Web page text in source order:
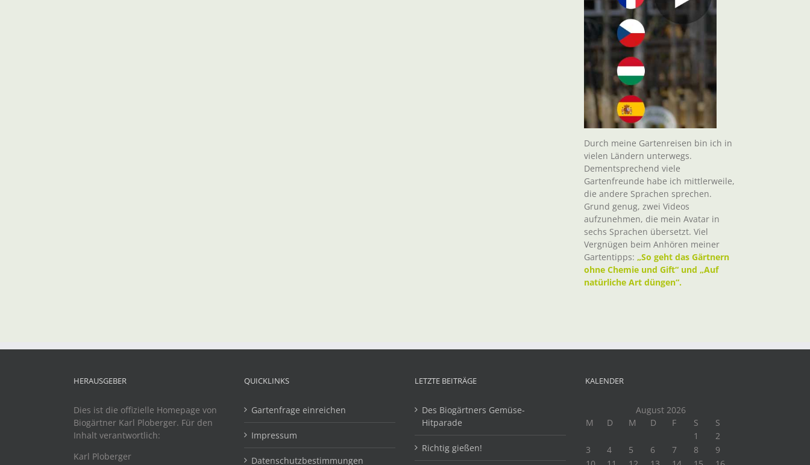
Durch meine Gartenreisen bin ich in
vielen Ländern unterwegs.
Dementsprechend viele
Gartenfreunde habe ich mittlerweile,
die andere Sprachen sprechen.
Grund genug, zwei Videos
aufzunehmen, die mein Avatar in
sechs Sprachen übersetzt. Viel
Vergnügen beim Anhören meiner
Gartentipps: „So geht das Gärtnern
ohne Chemie und Gift“ und „Auf
natürliche Art düngen“.
HERAUSGEBER
Dies ist die offizielle Homepage von
Biogärtner Karl Ploberger. Für den
Inhalt verantwortlich:
Karl Ploberger
QUICKLINKS
Gartenfrage einreichen
Impressum
Datenschutzbestimmungen
LETZTE BEITRÄGE
Des Biogärtners Gemüse-
Hitparade
Richtig gießen!
KALENDER
August 2026
M
D M D F S
S
1
2
3
4 5 6 7 8
9